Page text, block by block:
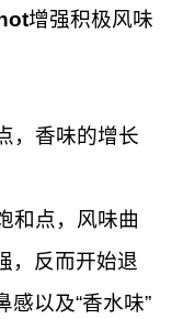
增强积极风味
，香味的增长
和点，风味曲
，反而开始退
感以及“香水味”